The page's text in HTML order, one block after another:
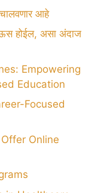
आहे
होईल, असा अंदाज
Empowering
Education
Focused
Online